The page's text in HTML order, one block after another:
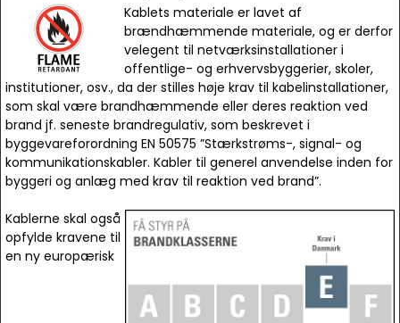
Kablets materiale er lavet af
brændhæmmende materiale, og er derfor
velegent til netværksinstallationer i
offentlige- og erhvervsbyggerier, skoler,
institutioner, osv., da der stilles høje krav til kabelinstallationer,
som skal være brandhæmmende eller deres reaktion ved
brand jf. seneste brandregulativ, som beskrevet i
byggevareforordning EN 50575 ”Stærkstrøms-, signal- og
kommunikationskabler. Kabler til generel anvendelse inden for
byggeri og anlæg med krav til reaktion ved brand”.
Kablerne skal også
opfylde kravene til
en ny europærisk